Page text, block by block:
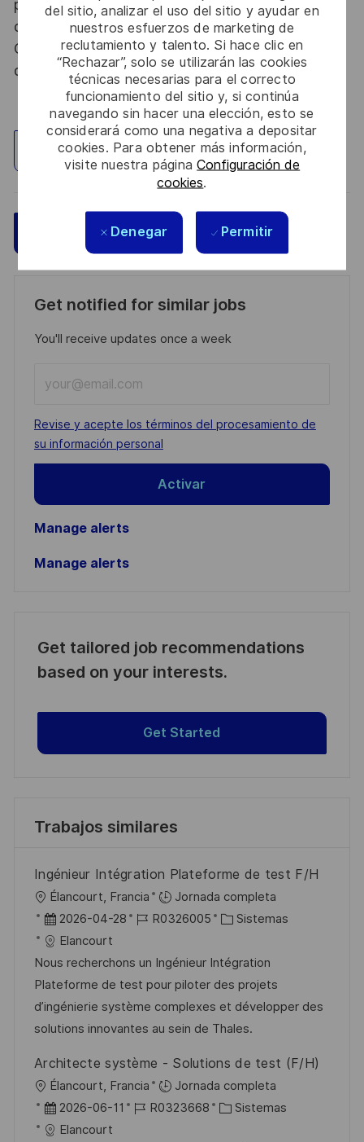
del sitio, analizar el uso del sitio y ayudar en
nuestros esfuerzos de marketing de
reclutamiento y talento. Si hace clic en
“Rechazar”, solo se utilizarán las cookies
técnicas necesarias para el correcto
funcionamiento del sitio y, si continúa
navegando sin hacer una elección, esto se
considerará como una negativa a depositar
cookies. Para obtener más información,
visite nuestra páginaConfiguración de
cookies.
Denegar Permitir
procédure d’habilitation, conformément aux
dispositions des articles R.2311-1 et suivants du
Code de la défense et de l’IGI 1300 SGDSN/PSE
du 09 août 2021.
Explorar ubicación
Aplicar ahora Guardar
Get notified for similar jobs
You'll receive updates once a week
Email
address
(Required)
Required
Revise y acepte los términos del procesamiento de
su información personal
Activar
Manage alerts
Manage alerts
Get tailored job recommendations
based on your interests.
Get Started
Trabajos similares
Ingénieur Intégration Plateforme de test F/H
U
b
c
a
c
i
n
Élancourt, Francia
Jornada completa
F
e
c
h
a
d
p
u
b
2026-04-28
I
d
e
e
m
l
e
o
R0326005
C
t
e
g
o
í
a
Sistemas
Elancourt
Nous recherchons un Ingénieur Intégration
Plateforme de test pour piloter des projets
d’ingénierie système complexes et développer des
solutions innovantes au sein de Thales.
Architecte système - Solutions de test (F/H)
U
b
Élancourt, Francia
Jornada completa
F
e
2026-06-11
I
R0323668
C Sistemas
Elancourt